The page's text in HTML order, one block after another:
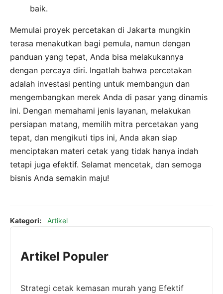
baik.
Memulai proyek percetakan di Jakarta mungkin
terasa menakutkan bagi pemula, namun dengan
panduan yang tepat, Anda bisa melakukannya
dengan percaya diri. Ingatlah bahwa percetakan
adalah investasi penting untuk membangun dan
mengembangkan merek Anda di pasar yang dinamis
ini. Dengan memahami jenis layanan, melakukan
persiapan matang, memilih mitra percetakan yang
tepat, dan mengikuti tips ini, Anda akan siap
menciptakan materi cetak yang tidak hanya indah
tetapi juga efektif. Selamat mencetak, dan semoga
bisnis Anda semakin maju!
Kategori: Artikel
Artikel Populer
Strategi cetak kemasan murah yang Efektif